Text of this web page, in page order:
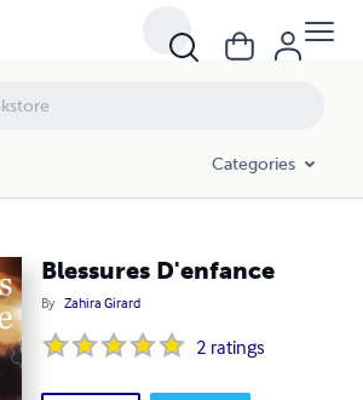
Categories
Blessures D'enfance
By Zahira Girard
2 ratings